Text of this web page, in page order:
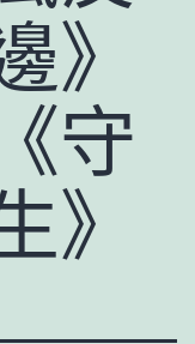
》
守
》